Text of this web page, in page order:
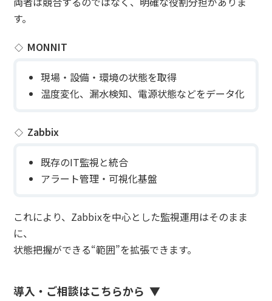
す。
MONNIT
現場・設備・環境の状態を取得
温度変化、漏水検知、電源状態などをデータ化
Zabbix
既存のIT監視と統合
アラート管理・可視化基盤
これにより、Zabbixを中心とした監視運用はそのまま
に、
状態把握ができる“範囲”を拡張できます。
導入・ご相談はこちらから